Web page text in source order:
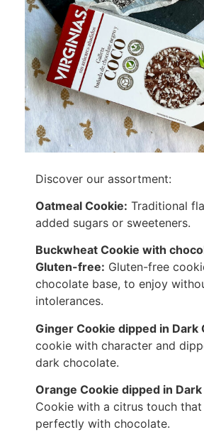
Discover our assortment:
Oatmeal Cookie: Traditional
added sugars or sweeteners.
Buckwheat Cookie with
Gluten-free: Gluten-free
chocolate base, to enjoy
intolerances.
Ginger Cookie dipped in Dark
cookie with character and
dark chocolate.
Orange Cookie dipped in
Cookie with a citrus touch
perfectly with chocolate.